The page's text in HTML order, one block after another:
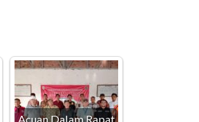
Acuan Dalam Rapat